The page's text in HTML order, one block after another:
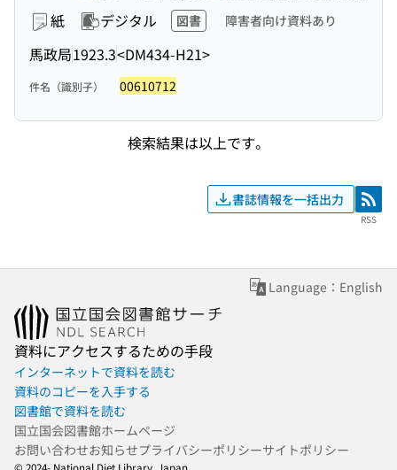
紙 デジタル 図書 障害者向け資料あり
馬政局1923.3<DM434-H21>
件名（識別子） 00610712
検索結果は以上です。
書誌情報を一括出力 RSS
RSS
Language：English
資料にアクセスするための手段
インターネットで資料を読む
資料のコピーを入手する
図書館で資料を読む
国立国会図書館ホームページ
お問い合わせお知らせプライバシーポリシーサイトポリシー
© 2024- National Diet Library, Japan.